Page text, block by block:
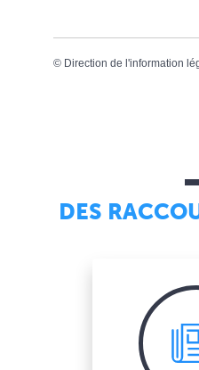
© Direction de l'information
DES